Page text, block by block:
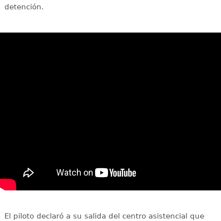
detención.
El piloto declaró a su salida del centro asistencial que